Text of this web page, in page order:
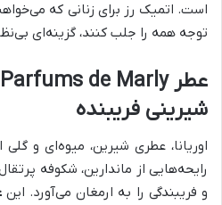
است. اتمیک رز برای زنانی که
توجه همه را جلب کنند، گزینه‌ای
شیرینی فریبنده
اوریانا، عطری شیرین، میوه‌ای و
رایحه‌هایی از ماندارین، شکوفه
و فریبندگی را به ارمغان می‌آورد. این